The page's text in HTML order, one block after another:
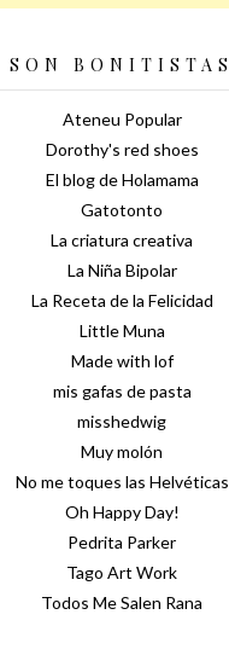
SON BONITISTAS
Ateneu Popular
Dorothy's red shoes
El blog de Holamama
Gatotonto
La criatura creativa
La Niña Bipolar
La Receta de la Felicidad
Little Muna
Made with lof
mis gafas de pasta
misshedwig
Muy molón
No me toques las Helvéticas
Oh Happy Day!
Pedrita Parker
Tago Art Work
Todos Me Salen Rana